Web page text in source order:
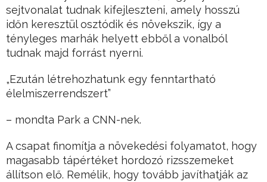
sejtvonalat tudnak kifejleszteni, amely hosszú
időn keresztül osztódik és növekszik, így a
tényleges marhák helyett ebből a vonalból
tudnak majd forrást nyerni.
„Ezután létrehozhatunk egy fenntartható
élelmiszerrendszert”
– mondta Park a CNN-nek.
A csapat finomítja a növekedési folyamatot, hogy
magasabb tápértéket hordozó rizsszemeket
állítson elő. Remélik, hogy tovább javíthatják az